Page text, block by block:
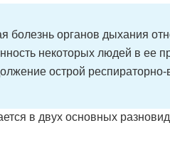
болезнь органов дыхания
некоторых людей в ее
острой
в двух основных